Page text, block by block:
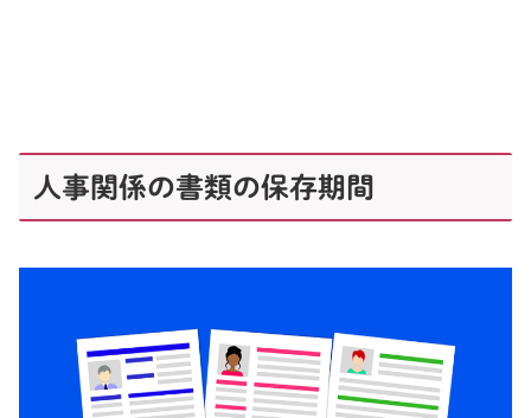
人事関係の書類の保存期間